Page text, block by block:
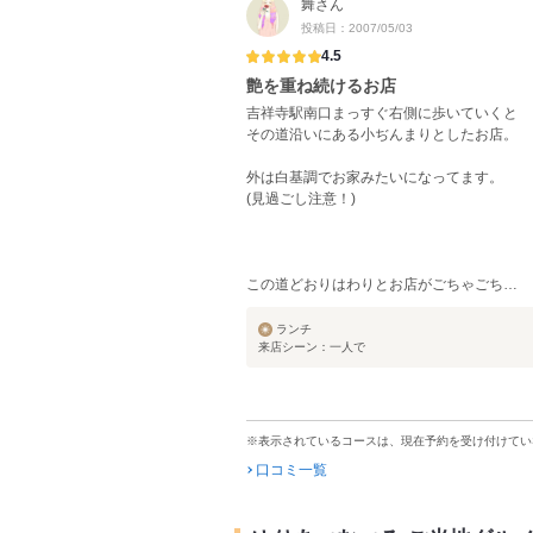
舞さん
投稿日：2007/05/03
4.5
艶を重ね続けるお店
吉祥寺駅南口まっすぐ右側に歩いていくと
その道沿いにある小ぢんまりとしたお店。
外は白基調でお家みたいになってます。
(見過ごし注意！)
この道どおりはわりとお店がごちゃごち…
ランチ
来店シーン：一人で
※表示されているコースは、現在予約を受け付けてい
口コミ一覧